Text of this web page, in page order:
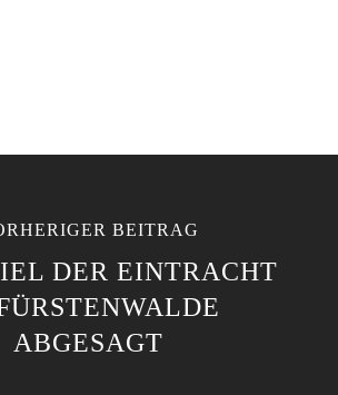
BEITRAG
DER EINTRACHT
ABGESAGT